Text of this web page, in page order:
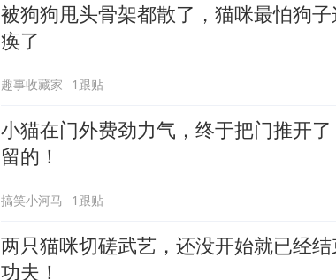
被狗狗甩头骨架都散了，猫咪最怕狗
痪了
趣事收藏家 1跟贴
小猫在门外费劲力气，终于把门推开
留的！
搞笑小河马 1跟贴
两只猫咪切磋武艺，还没开始就已经
功夫！